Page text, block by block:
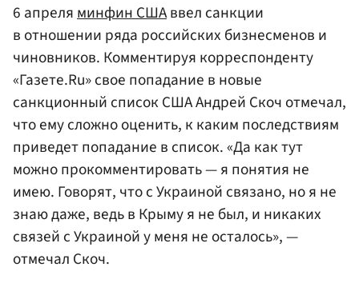
6 апреляминфин СШАввел санкции
в отношении ряда российских бизнесменов и
чиновников. Комментируя корреспонденту
«Газете.Ru» свое попадание в новые
санкционный список США Андрей Скоч отмечал,
что ему сложно оценить, к каким последствиям
приведет попадание в список. «Да как тут
можно прокомментировать — я понятия не
имею. Говорят, что с Украиной связано, но я не
знаю даже, ведь в Крыму я не был, и никаких
связей с Украиной у меня не осталось», —
отмечал Скоч.